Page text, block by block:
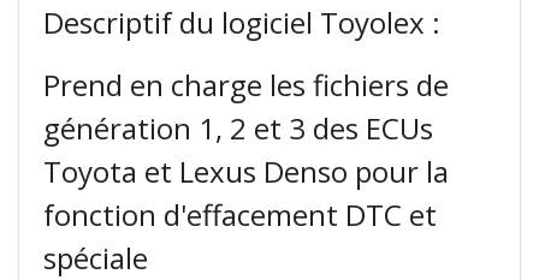
Descriptif du logiciel Toyolex :
Prend en charge les fichiers de
génération 1, 2 et 3 des ECUs
Toyota et Lexus Denso pour la
fonction d'effacement DTC et
spéciale